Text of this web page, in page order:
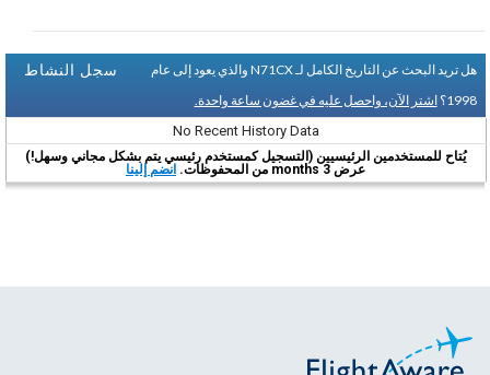
سجل النشاط
هل تريد البحث عن التاريخ الكامل لـ N71CX والذي يعود إلى عام
1998؟ اشتر الآن، واحصل عليه في غضون ساعة واحدة.
No Recent History Data
يُتاح للمستخدمين الرئيسيين (التسجيل كمستخدم رئيسي يتم بشكل مجاني وسهل!)
عرض 3 months من المحفوظات.
انضم إلينا